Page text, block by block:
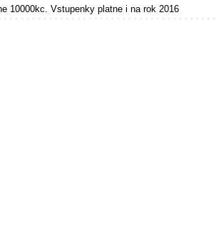
10000kc. Vstupenky platne i na rok 2016